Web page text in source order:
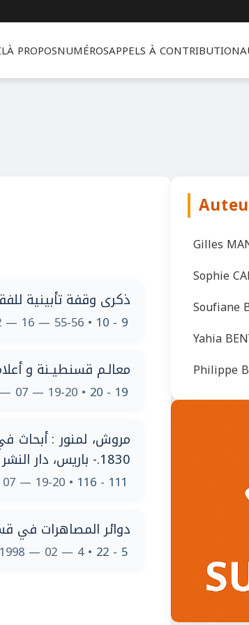
À PROPOSNUMÉROSAPPELS À CONTRIBUTION
ذكرى وقفة تأبينية
9 - 10
• 55-56 — 16 — 30/06/2012
معالـم قسنطيـنة و
19 - 20
• 19-20 — 07 — 31/03/2003
1830.- باريس، دار النشر بوشن، 2002.- 314 ص
111 - 116
• 19-20 — 07 — 31/03/2003
دوائر المصاهرات في
5 - 22
• 4 — 02 — 25/04/1998
Gilles
Sophie
Soufiane
Yahia
Philippe